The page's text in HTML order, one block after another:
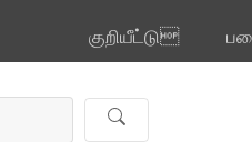
குறியீட்டு